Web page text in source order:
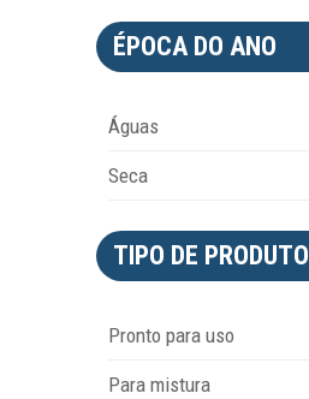
ÉPOCA DO ANO
Águas
Seca
TIPO DE PRODUTO
Pronto para uso
Para mistura